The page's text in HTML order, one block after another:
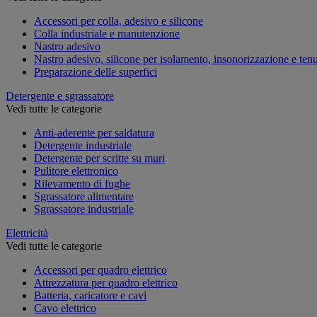
Accessori per colla, adesivo e silicone
Colla industriale e manutenzione
Nastro adesivo
Nastro adesivo, silicone per isolamento, insonorizzazione e
Preparazione delle superfici
Detergente e sgrassatore
Vedi tutte le categorie
Anti-aderente per saldatura
Detergente industriale
Detergente per scritte su muri
Pulitore elettronico
Rilevamento di fughe
Sgrassatore alimentare
Sgrassatore industriale
Elettricità
Vedi tutte le categorie
Accessori per quadro elettrico
Attrezzatura per quadro elettrico
Batteria, caricatore e cavi
Cavo elettrico